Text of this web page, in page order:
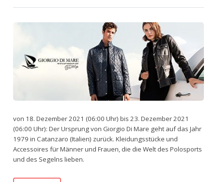
von 18. Dezember 2021 (06:00 Uhr) bis 23. Dezember 2021
(06:00 Uhr): Der Ursprung von Giorgio Di Mare geht auf das Jahr
1979 in Catanzaro (Italien) zurück. Kleidungsstücke und
Accessoires für Männer und Frauen, die die Welt des Polosports
und des Segelns lieben.